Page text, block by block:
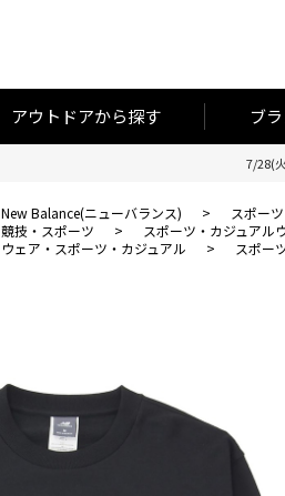
アウトドアから探す ブ
7/28(
New Balance(ニューバランス) > スポー
競技・スポーツ > スポーツ・カジュアル
ウェア・スポーツ・カジュアル > スポー